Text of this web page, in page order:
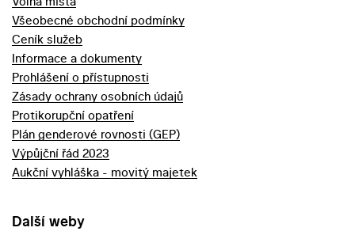
Všeobecné obchodní podmínky
Ceník služeb
Informace a dokumenty
Prohlášení o přístupnosti
Zásady ochrany osobních údajů
Protikorupční opatření
Plán genderové rovnosti (GEP)
Výpůjční řád 2023
Aukční vyhláška - movitý majetek
Další weby